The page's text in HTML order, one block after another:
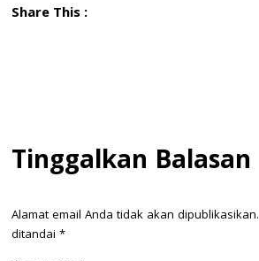
Share This :
Tinggalkan Balasan
Alamat email Anda tidak akan dipublikasikan.
ditandai *